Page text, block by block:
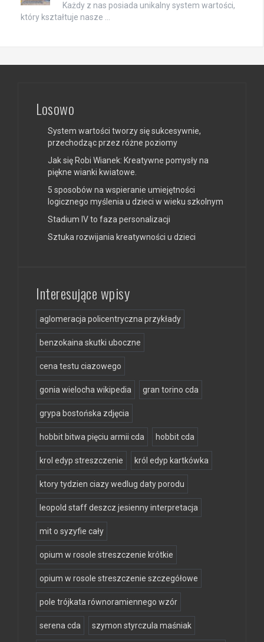
Każdy z nas posiada unikalny system wartości,
który kształtuje nasze …
Losowo
System wartości tworzy się sukcesywnie,
przechodząc przez różne poziomy
Jak się Robi Wianek: Kreatywne pomysły na
piękne wianki kwiatowe.
5 sposobów na wspieranie umiejętności
logicznego myślenia u dzieci w wieku szkolnym
Stadium IV to faza personalizacji
Sztuka rozwijania kreatywności u dzieci
Interesujące wpisy
aglomeracja policentryczna przykłady
benzokaina skutki uboczne
cena testu ciazowego
gonia wielocha wikipedia gran torino cda
grypa bostońska zdjęcia
hobbit bitwa pięciu armii cda hobbit cda
krol edyp streszczenie król edyp kartkówka
ktory tydzien ciazy wedlug daty porodu
leopold staff deszcz jesienny interpretacja
mit o syzyfie cały
opium w rosole streszczenie krótkie
opium w rosole streszczenie szczegółowe
pole trójkata równoramiennego wzór
serena cda szymon styrczula maśniak